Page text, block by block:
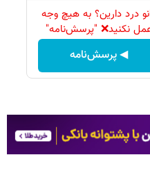
درد دارین؟ به هیچ وجه
نکنید❌ "پرسش‌نامه"
◀ پرسش‌نامه